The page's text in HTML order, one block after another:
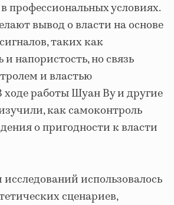
профессиональных условиях.
вывод о власти на основе
таких как
напористость, но связь
и властью
ходе работы Шуан Ву и другие
как самоконтроль
о пригодности к власти
использовалось
сценариев,